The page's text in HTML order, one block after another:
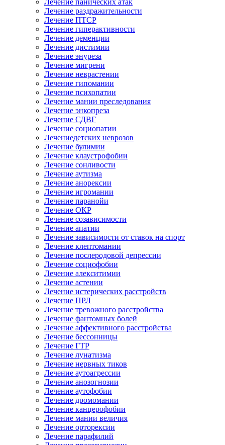
Лечение панических атак
Лечение раздражительности
Лечение ПТСР
Лечение гиперактивности
Лечение деменции
Лечение дистимии
Лечение энуреза
Лечение мигрени
Лечение неврастении
Лечение гипомании
Лечение психопатии
Лечение мании преследования
Лечение энкопреза
Лечение СДВГ
Лечение социопатии
Лечениедетских неврозов
Лечение булимии
Лечение клаустрофобии
Лечение сонливости
Лечение аутизма
Лечение анорексии
Лечение игромании
Лечение паранойи
Лечение ОКР
Лечение созависимости
Лечение апатии
Лечение зависимости от ставок на спорт
Лечение клептомании
Лечение послеродовой депрессии
Лечение социофобии
Лечение алекситимии
Лечение астении
Лечение истерических расстройств
Лечение ПРЛ
Лечение тревожного расстройства
Лечение фантомных болей
Лечение аффективного расстройства
Лечение бессонницы
Лечение ГТР
Лечение лунатизма
Лечение нервных тиков
Лечение аутоагрессии
Лечение анозогнозии
Лечение аутофобии
Лечение дромомании
Лечение канцерофобии
Лечение мании величия
Лечение орторексии
Лечение парафилий